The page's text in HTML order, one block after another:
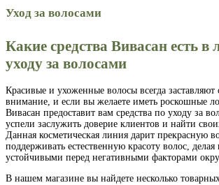
Уход за волосами
Какие средства Вивасан есть в
уходу за волосами
Красивые и ухоженные волосы всегда заставляют
внимание, и если вы желаете иметь роскошные
Вивасан предоставит вам средства по уходу за
успели заслужить доверие клиентов и найти
Данная косметическая линия дарит прекрасную
поддерживать естественную красоту волос, делая
устойчивыми перед негативными факторами
В нашем магазине вы найдете несколько